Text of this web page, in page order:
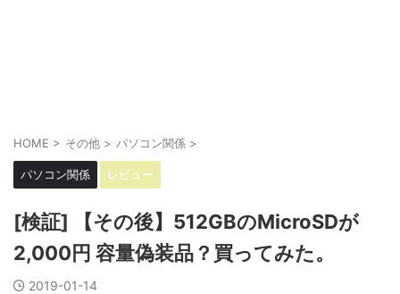
HOME > その他 > パソコン関係 >
パソコン関係 レビュー
[検証] 【その後】512GBのMicroSDが
2,000円 容量偽装品？買ってみた。
2019-01-14